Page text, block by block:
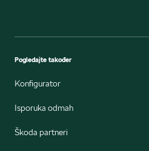
Pogledajte također
Konfigurator
Isporuka odmah
Škoda partneri